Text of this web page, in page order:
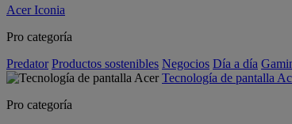
Acer Iconia
Pro categoría
Predator Productos sostenibles Negocios Día a día
Tecnología de pantalla
Pro categoría